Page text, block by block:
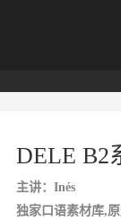
DELE B2
主讲：Inés
独家口语素材库,